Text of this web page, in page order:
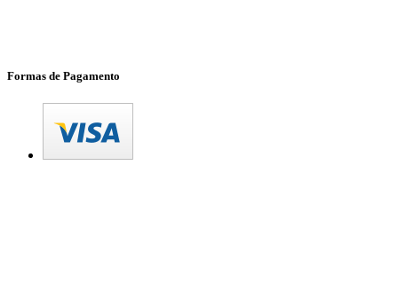
Formas de Pagamento